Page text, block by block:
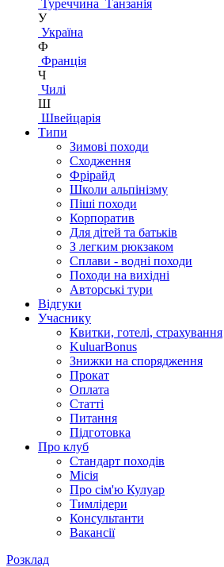
Туреччина Танзанія
У
Україна
Ф
Франція
Ч
Чилі
Ш
Швейцарія
Типи
Зимові походи
Сходження
Фрірайд
Школи альпінізму
Піші походи
Корпоратив
Для дітей та батьків
З легким рюкзаком
Сплави - водні походи
Походи на вихідні
Авторські тури
Відгуки
Учаснику
Квитки, готелі, страхування
KuluarBonus
Знижки на спорядження
Прокат
Оплата
Статті
Питання
Підготовка
Про клуб
Стандарт походів
Місія
Про сім'ю Кулуар
Тимлідери
Консультанти
Вакансії
Розклад